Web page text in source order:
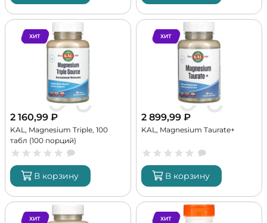
ХИТ
2 160,99 ₽
KAL, Magnesium Triple, 100
табл (100 порций)
В корзину
ХИТ
2 899,99 ₽
KAL, Magnesium Taurate+
В корзину
ХИТ ХИТ